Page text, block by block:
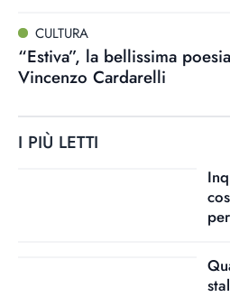
CULTURA
“Estiva”, la bellissima
Vincenzo Cardarelli
I PIÙ LETTI